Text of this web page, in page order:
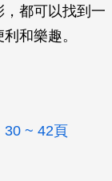
都可以找到一
和樂趣。
30 ~ 42頁